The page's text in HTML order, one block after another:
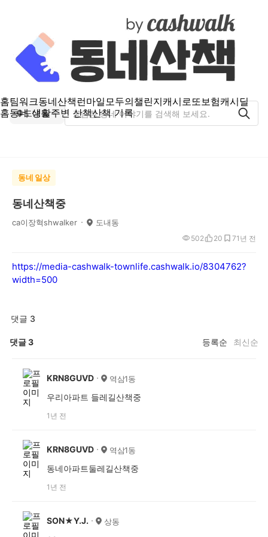
홈팀워크동네산책런마일모두의챌린지캐시로또보험캐시딜
홈동네 생활주변 산책산책 기록
도내동
동네 일상
동네산책중
ca이장혁shwalker 도내동
1년 전
502 20 7
https://media-cashwalk-townlife.cashwalk.io/8304762?
width=500
댓글 3
댓글3 등록순 최신순
KRN8GUVD 역삼1동
우리아파트 들레길산책중
1년 전
KRN8GUVD 역삼1동
동네아파트둘레길산책중
1년 전
SON★Y.J. 상동